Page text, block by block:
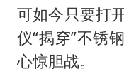
可如今只要打
仪“揭穿”不锈
心惊胆战。